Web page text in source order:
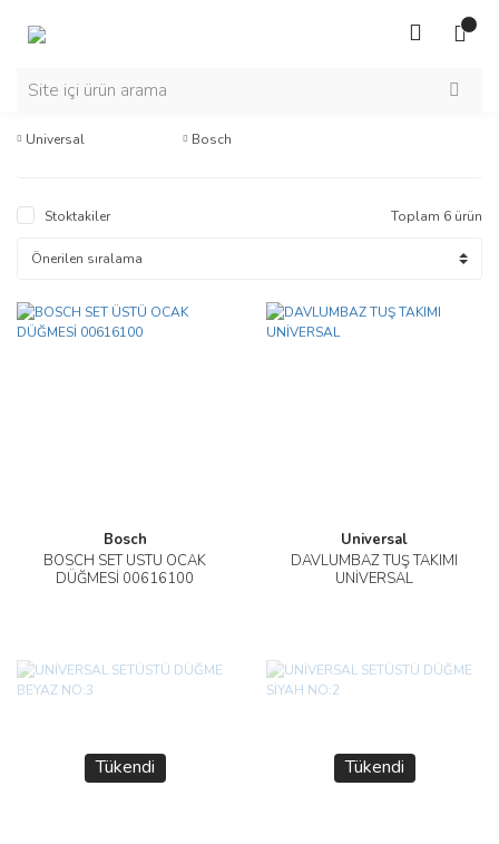
Universal Bosch
Stoktakiler Toplam 6 ürün
Bosch
BOSCH SET ÜSTÜ OCAK
DÜĞMESİ 00616100
Universal
DAVLUMBAZ TUŞ TAKIMI
UNİVERSAL
Tükendi Tükendi